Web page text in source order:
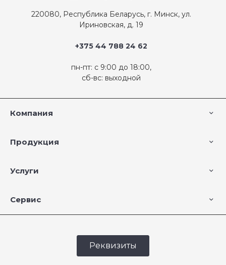
220080, Республика Беларусь, г. Минск, ул.
Ириновская, д. 19
+375 44 788 24 62
пн-пт: с 9:00 до 18:00,
сб-вс: выходной
Компания
Продукция
Услуги
Сервис
Реквизиты